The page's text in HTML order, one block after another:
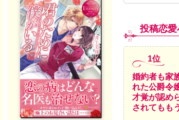
投稿恋
1位
婚約者も家
れた公爵令
才覚が認め
されてもも